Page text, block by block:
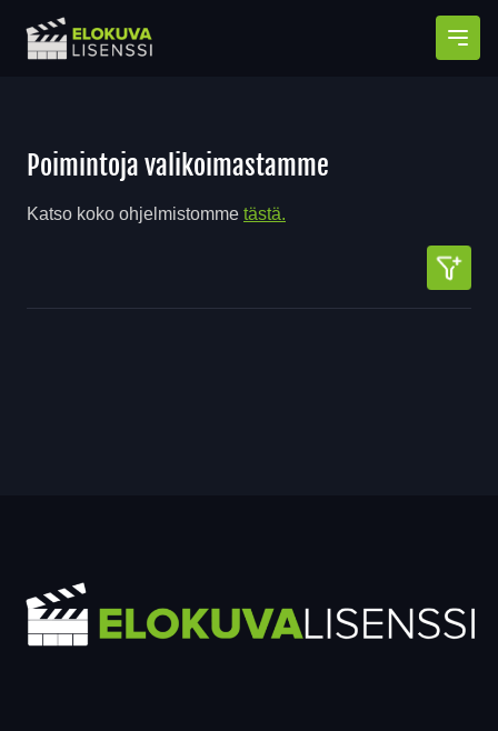
Poimintoja valikoimastamme
Katso koko ohjelmistomme tästä.